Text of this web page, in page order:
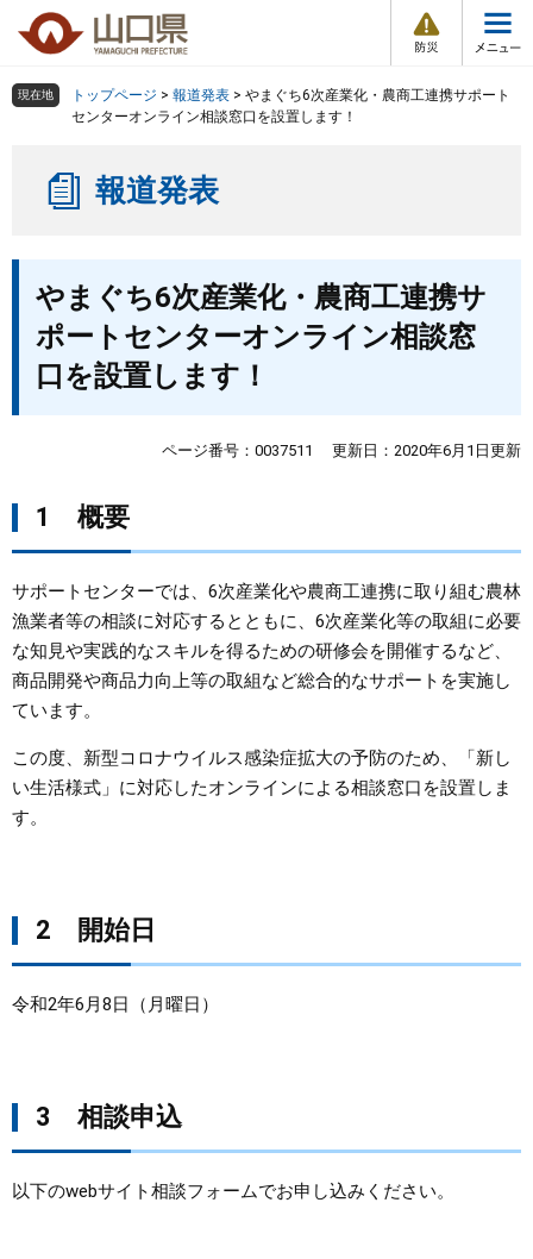
の
ー
情
報
メ
ュ
組織で探す
くらし・環境
健康・福祉
教育・文化・スポーツ
しごと・産業・観光
まちづくり
県政情報
検索の仕方 組織で探す
現在地 トップページ > 報道発表 > やまぐち6次産業化・農商工連携サポート
センターオンライン相談窓口を設置します！
報道発表
やまぐち6次産業化・農商工連携サ
ポートセンターオンライン相談窓
口を設置します！
ページ番号：0037511 更新日：2020年6月1日更新
1 概要
サポートセンターでは、6次産業化や農商工連携に取り組む農林
漁業者等の相談に対応するとともに、6次産業化等の取組に必要
な知見や実践的なスキルを得るための研修会を開催するなど、
商品開発や商品力向上等の取組など総合的なサポートを実施し
ています。
この度、新型コロナウイルス感染症拡大の予防のため、「新し
い生活様式」に対応したオンラインによる相談窓口を設置しま
す。
2 開始日
令和2年6月8日（月曜日）
3 相談申込
以下のwebサイト相談フォームでお申し込みください。